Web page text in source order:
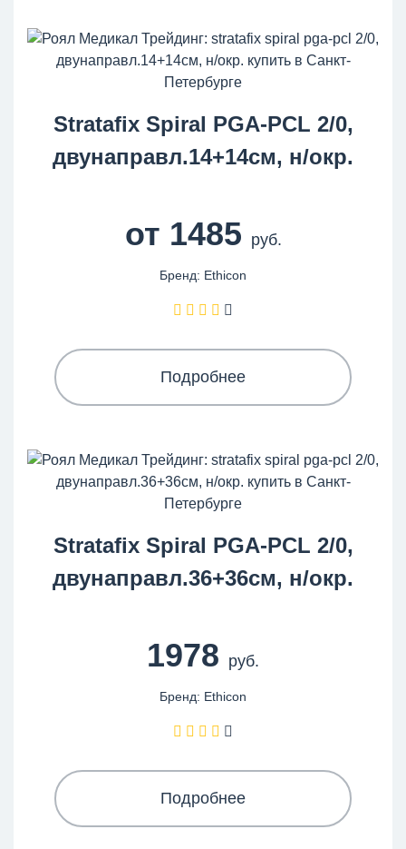
Stratafix Spiral PGA-PCL 2/0,
двунаправл.14+14см, н/окр.
от 1485 руб.
Бренд: Ethicon
Подробнее
Stratafix Spiral PGA-PCL 2/0,
двунаправл.36+36см, н/окр.
1978 руб.
Бренд: Ethicon
Подробнее